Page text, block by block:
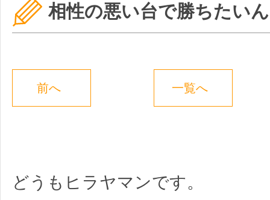
相性の悪い台で勝ちたい
前へ 一覧へ
どうもヒラヤマンです。